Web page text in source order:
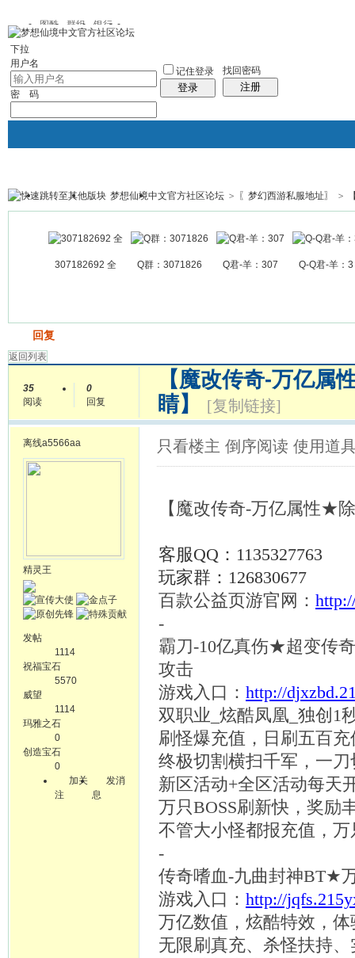
图酷 群组 银行
下拉
用户名
密 码
记住登录
登录
找回密码
注册
银行 群组聚合 我的空间
帖子
梦想仙境中文官方社区论坛 > 〖梦幻西游私服地址〗 >
307182692 全 Q群：3071826 Q君-羊：307 Q-Q君-羊：3
回复
返回列表
35
阅读
0
回复
【魔改传奇-万亿
睛】
[复制链接]
离线a5566aa
精灵王
发帖
1114
祝福宝石
5570
威望
1114
玛雅之石
0
创造宝石
0
加关
注
发消
息
只看楼主 倒序阅读 使用道
【魔改传奇-万亿属性★
客服QQ：1135327763
玩家群： 126830677
百款公益页游官网：
-
霸刀-10亿真伤★超变传
攻击
游戏入口： http://
双职业 _炫酷凤凰_独创1
刷怪爆充值，日刷五百充
终极切割横扫千军，一
新区活动+全区活动每天
万只BOSS刷新快，奖励
不管大小怪都报充值，万
-
传奇嗜血-九曲封神BT★
游戏入口： http://
万亿数值，炫酷特效，
无限刷真充、杀怪扶持